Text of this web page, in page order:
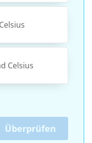
Celsius
Überprüfen